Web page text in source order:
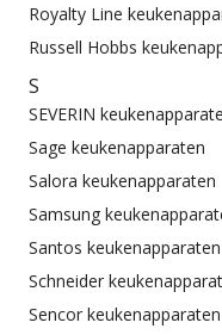
Royalty Line
Russell Hobbs
S
SEVERIN
Sage keukenapparaten
Salora keukenapparaten
Samsung
Santos keukenapparaten
Schneider
Sencor keukenapparaten